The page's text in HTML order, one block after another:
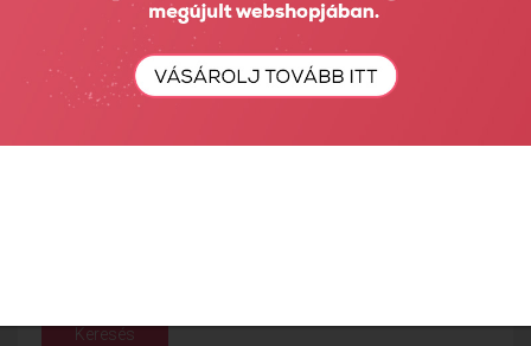
Találatok: 37 - 43 / 43 nézet:
Első Előző 1 2 3 Következő
Keresés